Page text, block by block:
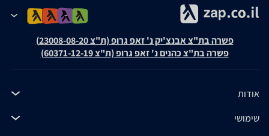
פשרה בת"צ אבנצ'יק נ' זאפ גרופ (ת"צ 23008-08-20)
פשרה בת"צ כהנים נ' זאפ גרופ (ת"צ 60371-12-19)
אודות
שימושי